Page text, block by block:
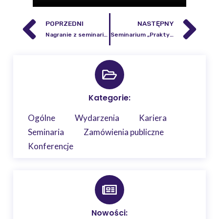
POPRZEDNI
Nagranie z seminarium „Kryzys klimatyczny, kryzys planetarny”
NASTĘPNY
Seminarium „Praktyczne zastosowanie technik satelitarnych w rolnictwie”
Kategorie:
Ogólne Wydarzenia
Kariera
Seminaria
Zamówienia publiczne
Konferencje
Nowości: